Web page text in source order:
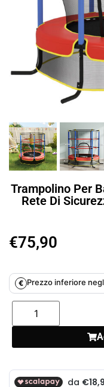
Trampolino Per
Rete Di
€75,90
€ Prezzo inferiore